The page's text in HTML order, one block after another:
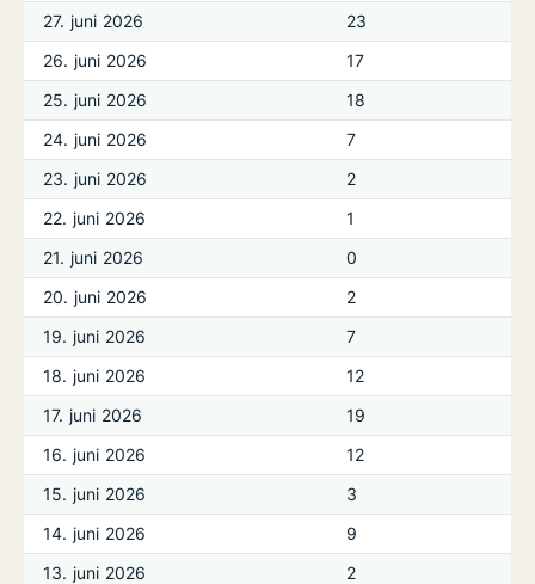
27. juni 2026
23
26. juni 2026
17
25. juni 2026
18
24. juni 2026
7
23. juni 2026
2
22. juni 2026
1
21. juni 2026
0
20. juni 2026
2
19. juni 2026
7
18. juni 2026
12
17. juni 2026
19
16. juni 2026
12
15. juni 2026
3
14. juni 2026
9
13. juni 2026
2